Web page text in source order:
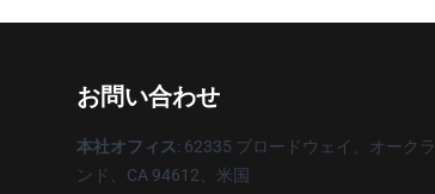
お問い合わせ
本社オフィス: 62335 ブロードウェイ、オークラ
ンド、CA 94612、米国